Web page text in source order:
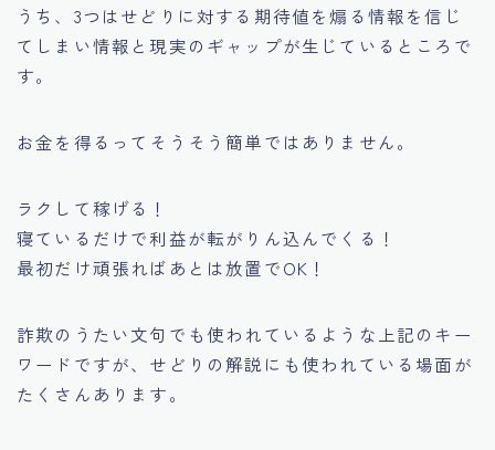
うち、3つはせどりに対する期待値を煽る情報を信じ
てしまい情報と現実のギャップが生じているところで
す。
お金を得るってそうそう簡単ではありません。
ラクして稼げる！
寝ているだけで利益が転がりん込んでくる！
最初だけ頑張ればあとは放置でOK！
詐欺のうたい文句でも使われているような上記のキー
ワードですが、 せどりの解説にも使われている場面が
たくさんあります。